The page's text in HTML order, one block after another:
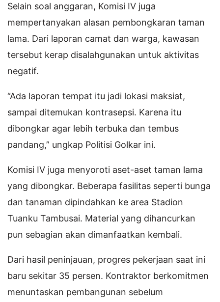
Selain soal anggaran, Komisi IV juga
mempertanyakan alasan pembongkaran taman
lama. Dari laporan camat dan warga, kawasan
tersebut kerap disalahgunakan untuk aktivitas
negatif.
“Ada laporan tempat itu jadi lokasi maksiat,
sampai ditemukan kontrasepsi. Karena itu
dibongkar agar lebih terbuka dan tembus
pandang,” ungkap Politisi Golkar ini.
Komisi IV juga menyoroti aset-aset taman lama
yang dibongkar. Beberapa fasilitas seperti bunga
dan tanaman dipindahkan ke area Stadion
Tuanku Tambusai. Material yang dihancurkan
pun sebagian akan dimanfaatkan kembali.
Dari hasil peninjauan, progres pekerjaan saat ini
baru sekitar 35 persen. Kontraktor berkomitmen
menuntaskan pembangunan sebelum